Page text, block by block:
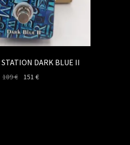
STATION DARK BLUE II
189€
Le151€Le